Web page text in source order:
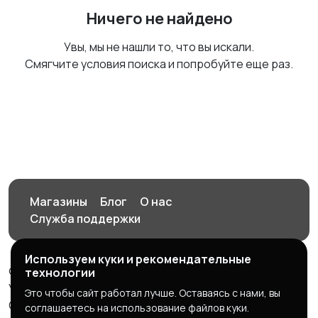
Ничего не найдено
Увы, мы не нашли то, что вы искали.
Смягчите условия поиска и попробуйте еще раз.
Магазины Блог
О нас
Служба поддержки
© 2026 Орен-АЙ - Авто | Недвижимость | Работа |
Услуги
Создал Карусов Е.С ООО "ЦПК" ИНН 5609203278 ОГРН
Используем куки и рекомендательные
технологии
Это чтобы сайт работал лучше. Оставаясь с нами, вы
соглашаетесь на использование файлов куки.